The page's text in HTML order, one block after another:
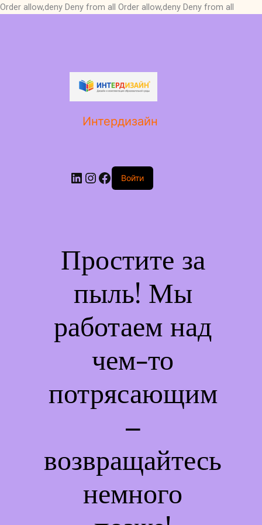
Order allow,deny Deny from all Order allow,deny Deny from all
Интердизайн
LinkedIn
Instagram
Facebook
Войти
Простите за
пыль! Мы
работаем над
чем-то
потрясающим
–
возвращайтесь
немного